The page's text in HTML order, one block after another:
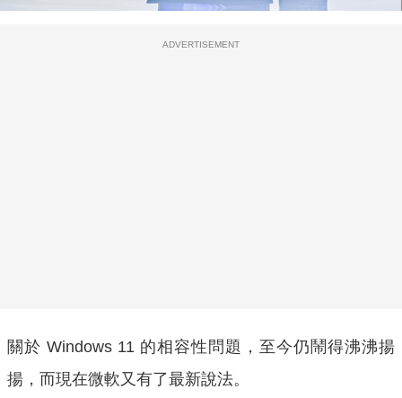
ADVERTISEMENT
關於 Windows 11 的相容性問題，至今仍鬧得沸沸揚
揚，而現在微軟又有了最新說法。